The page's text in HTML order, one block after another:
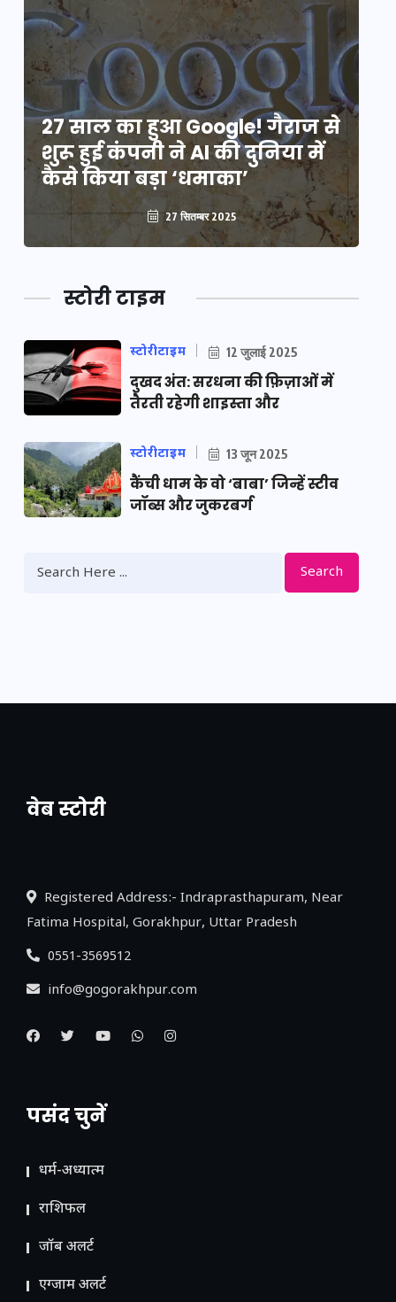
27 साल का हुआ Google! गैराज से
शुरू हुई कंपनी ने AI की दुनिया में
कैसे किया बड़ा ‘धमाका’
27 सितम्बर 2025
स्टोरी टाइम
स्टोरीटाइम 12 जुलाई 2025
दुखद अंत: सरधना की फ़िज़ाओं में
तैरती रहेगी शाइस्ता और
स्टोरीटाइम 13 जून 2025
कैंची धाम के वो ‘बाबा’ जिन्हें स्टीव
जॉब्स और जुकरबर्ग
Search
वेब स्टोरी
नया एक्सप्रेसवे: पूर्वांचल का लक, डेवलपमेंट का
Registered Address:- Indraprasthapuram, Near
Fatima Hospital, Gorakhpur, Uttar Pradesh
0551-3569512
info@gogorakhpur.com
पसंद चुनें
धर्म-अध्यात्म
राशिफल
जॉब अलर्ट
एग्जाम अलर्ट